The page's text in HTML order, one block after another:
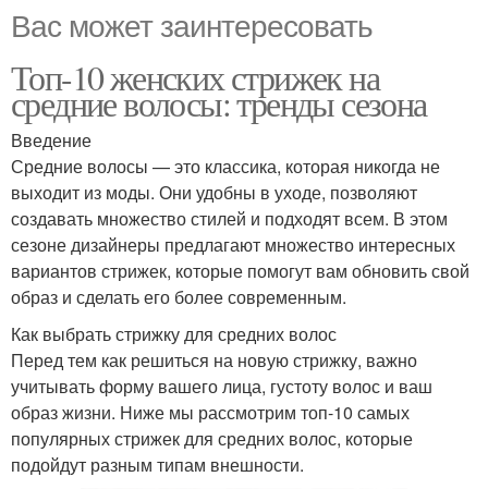
Вас может заинтересовать
Топ-10 женских стрижек на
средние волосы: тренды сезона
Введение
Средние волосы — это классика, которая никогда не
выходит из моды. Они удобны в уходе, позволяют
создавать множество стилей и подходят всем. В этом
сезоне дизайнеры предлагают множество интересных
вариантов стрижек, которые помогут вам обновить свой
образ и сделать его более современным.
Как выбрать стрижку для средних волос
Перед тем как решиться на новую стрижку, важно
учитывать форму вашего лица, густоту волос и ваш
образ жизни. Ниже мы рассмотрим топ-10 самых
популярных стрижек для средних волос, которые
подойдут разным типам внешности.